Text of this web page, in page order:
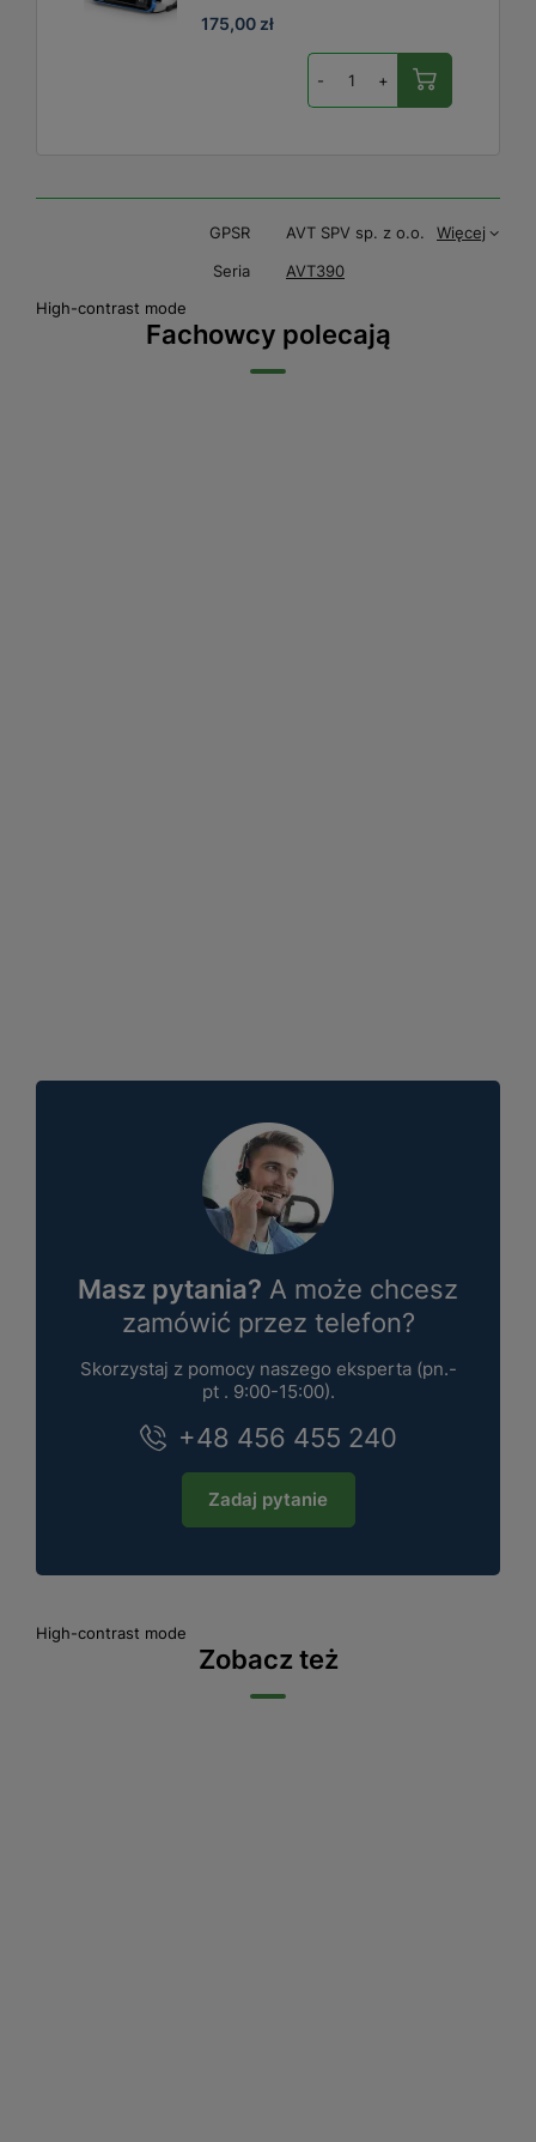
175,00 zł
- +
GPSR AVT SPV sp. z o.o.
Więcej
Seria
AVT390
High-contrast mode
Fachowcy polecają
Masz pytania? A może chcesz
zamówić przez telefon?
Skorzystaj z pomocy naszego eksperta (pn.-
pt . 9:00-15:00).
+48 456 455 240
Zadaj pytanie
High-contrast mode
Zobacz też